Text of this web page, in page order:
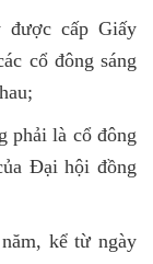
được cấp Giấy
cổ đông sáng
phải là cổ đông
Đại hội đồng
kể từ ngày